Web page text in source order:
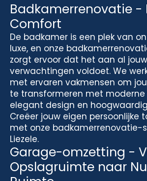
Badkamerrenovatie -
Comfort
De badkamer is een plek van
luxe, en onze
zorgt ervoor dat het aan al jouw
verwachtingen voldoet. We
met ervaren vakmensen om
te transformeren met moderne
elegant design en
Creëer jouw eigen persoonlijke
met onze badkamerrenovatie-
Liezele.
Garage-omzetting -
Opslagruimte naar